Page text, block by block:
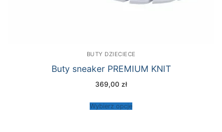
BUTY DZIECIECE
Buty sneaker PREMIUM KNIT
369,00 zł
Wybierz opcje